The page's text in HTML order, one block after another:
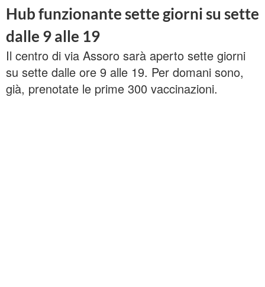
Hub funzionante sette giorni su sette
dalle 9 alle 19
Il centro di via Assoro sarà aperto sette giorni
su sette dalle ore 9 alle 19. Per domani sono,
già, prenotate le prime 300 vaccinazioni.